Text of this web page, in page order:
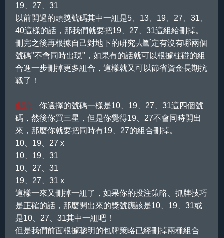
19、27、31
以前開過的頭獎號碼其中一組是5、13、19、27、31、
40這樣的話，那我們就要把19、27、31這組給刪掉。
刪完之後再根據自己對地下的研究去斷定有沒有哪兩個
號碼"不會同時出現"，如果有的話就可以根據柱碰的組
合進一步刪掉更多組合，這樣就又可以節省資金長期抗
戰了！
假設：你選擇的號碼一樣是10、19、27、31這四個號
碼，然後你買三星，但是你覺得19、27不會同時開出
來，那麼你就要把同時有19、27的組合刪掉。
10、19、27 x
10、19、31
10、27、31
19、27、31 x
這樣一來又刪掉一組了，如果你的投注策略、抓牌技巧
是正確的話，那麼開出來的獎號應該是10、19、31或
是10、27、31其中一組吧！
但是我們前面根據聰明的包牌策略已經刪掉兩種組合